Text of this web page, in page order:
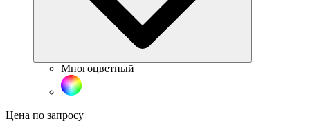
Многоцветный
Цена по запросу